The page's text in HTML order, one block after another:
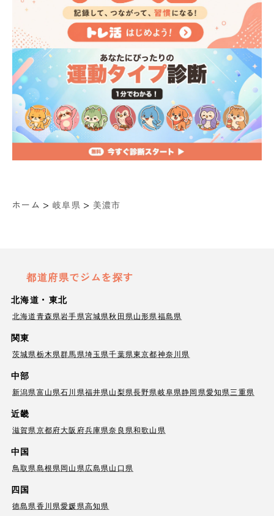
ホーム > 岐阜県 > 美濃市
都道府県でジムを探す
北海道・東北
北海道青森県岩手県宮城県秋田県山形県福島県
関東
茨城県栃木県群馬県埼玉県千葉県東京都神奈川県
中部
新潟県富山県石川県福井県山梨県長野県岐阜県静岡県愛知県三重県
近畿
滋賀県京都府大阪府兵庫県奈良県和歌山県
中国
鳥取県島根県岡山県広島県山口県
四国
徳島県香川県愛媛県高知県